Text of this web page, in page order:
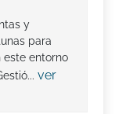
y
para
este entorno
ver